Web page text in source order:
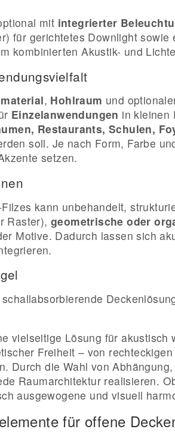
mit integrierter
für gerichtetes Downlight sowie
kombinierten Akustik- und
, Hohlraum und
Einzelanwendungen in kleinen
Restaurants, Schulen,
soll. Je nach Form, Farbe
setzen.
kann unbehandelt,
Raster),geometrische oder
Motive. Dadurch lassen sich
vielseitige Lösung für
Freiheit – von
Durch die Wahl von
Raumarchitektur realisieren.
ausgewogene und visuell
für offene